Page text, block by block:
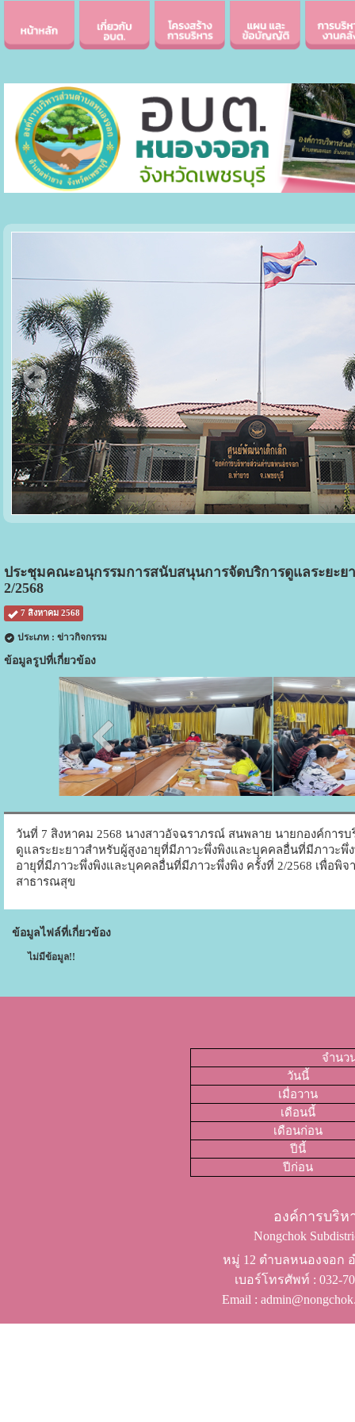
ประชุมคณะอนุกรรมการสนับสนุนการจัดบริการดูแลระยะ
2/2568
7 สิงหาคม 2568
ประเภท : ข่าวกิจกรรม
ข้อมูลรูปที่เกี่ยวข้อง
วันที่ 7 สิงหาคม 2568 นางสาวอัจฉราภรณ์ สนพลาย นายกองค์กา
ดูแลระยะยาวสำหรับผู้สูงอายุที่มีภาวะพึ่งพิงและบุคคลอื่นที่มีภาวะ
อายุที่มีภาวะพึ่งพิงและบุคคลอื่นที่มีภาวะพึ่งพิง ครั้งที่ 2/2568 เพื่อพิ
สาธารณสุข
ข้อมูลไฟล์ที่เกี่ยวข้อง
ไม่มีข้อมูล!!
จำนว
วันนี้
เมื่อวาน
เดือนนี้
เดือนก่อน
ปีนี้
ปีก่อน
องค์การบริ
Nongchok
หมู่ 12 ตำบลหนองจอก
เบอร์โทรศัพท์ ​: 032-
Email :